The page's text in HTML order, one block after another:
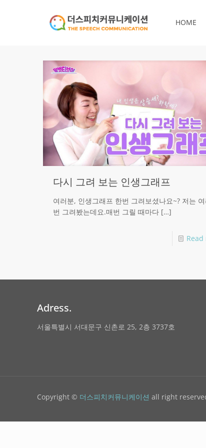
HOME
다시 그려 보는 인생그래프
여러분, 인생그래프 한번 그려보셨나요~? 저는 여
번 그려봤는데요.매번 그릴 때마다[…]
Read
Adress.
서울특별시 서대문구 신촌로 25, 2층 3737호
Copyright © 더스피치커뮤니케이션 all right